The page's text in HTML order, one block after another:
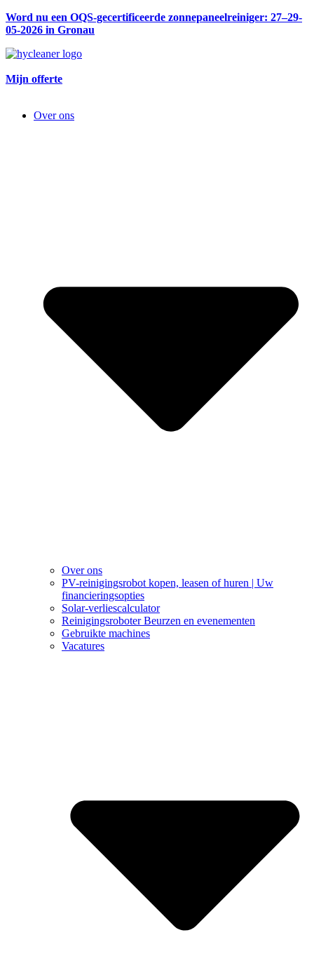
Word nu een OQS-gecertificeerde zonnepaneelreiniger: 27–29-
05-2026 in Gronau
Mijn offerte
Over ons
Over ons
PV-reinigingsrobot kopen, leasen of huren | Uw
financieringsopties
Solar-verliescalculator
Reinigingsroboter Beurzen en evenementen
Gebruikte machines
Vacatures